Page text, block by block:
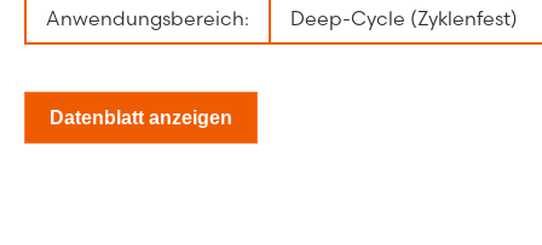
Anwendungsbereich: Deep-Cycle (Zyklenfest)
Datenblatt anzeigen